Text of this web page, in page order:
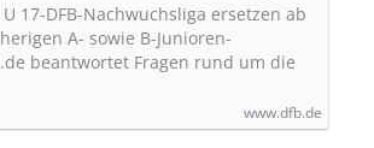
17-DFB-Nachwuchsliga ersetzen ab
A- sowie B-Junioren-
beantwortet Fragen rund um die
www.dfb.de